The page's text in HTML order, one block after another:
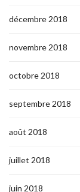
décembre 2018
novembre 2018
octobre 2018
septembre 2018
août 2018
juillet 2018
juin 2018